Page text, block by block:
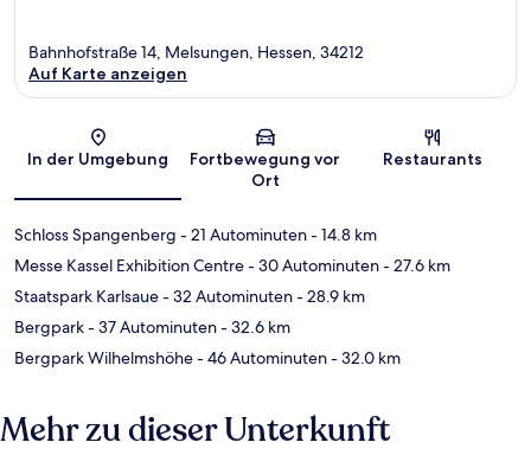
Karte
Bahnhofstraße 14, Melsungen, Hessen, 34212
Auf Karte anzeigen
In der Umgebung
Fortbewegung vor
Ort
Restaurants
Schloss Spangenberg - 21 Autominuten- 14.8 km
Messe Kassel Exhibition Centre- 30 Autominuten- 27.6 km
Staatspark Karlsaue- 32 Autominuten- 28.9 km
Bergpark- 37 Autominuten- 32.6 km
Bergpark Wilhelmshöhe- 46 Autominuten- 32.0 km
Mehr zu dieser Unterkunft